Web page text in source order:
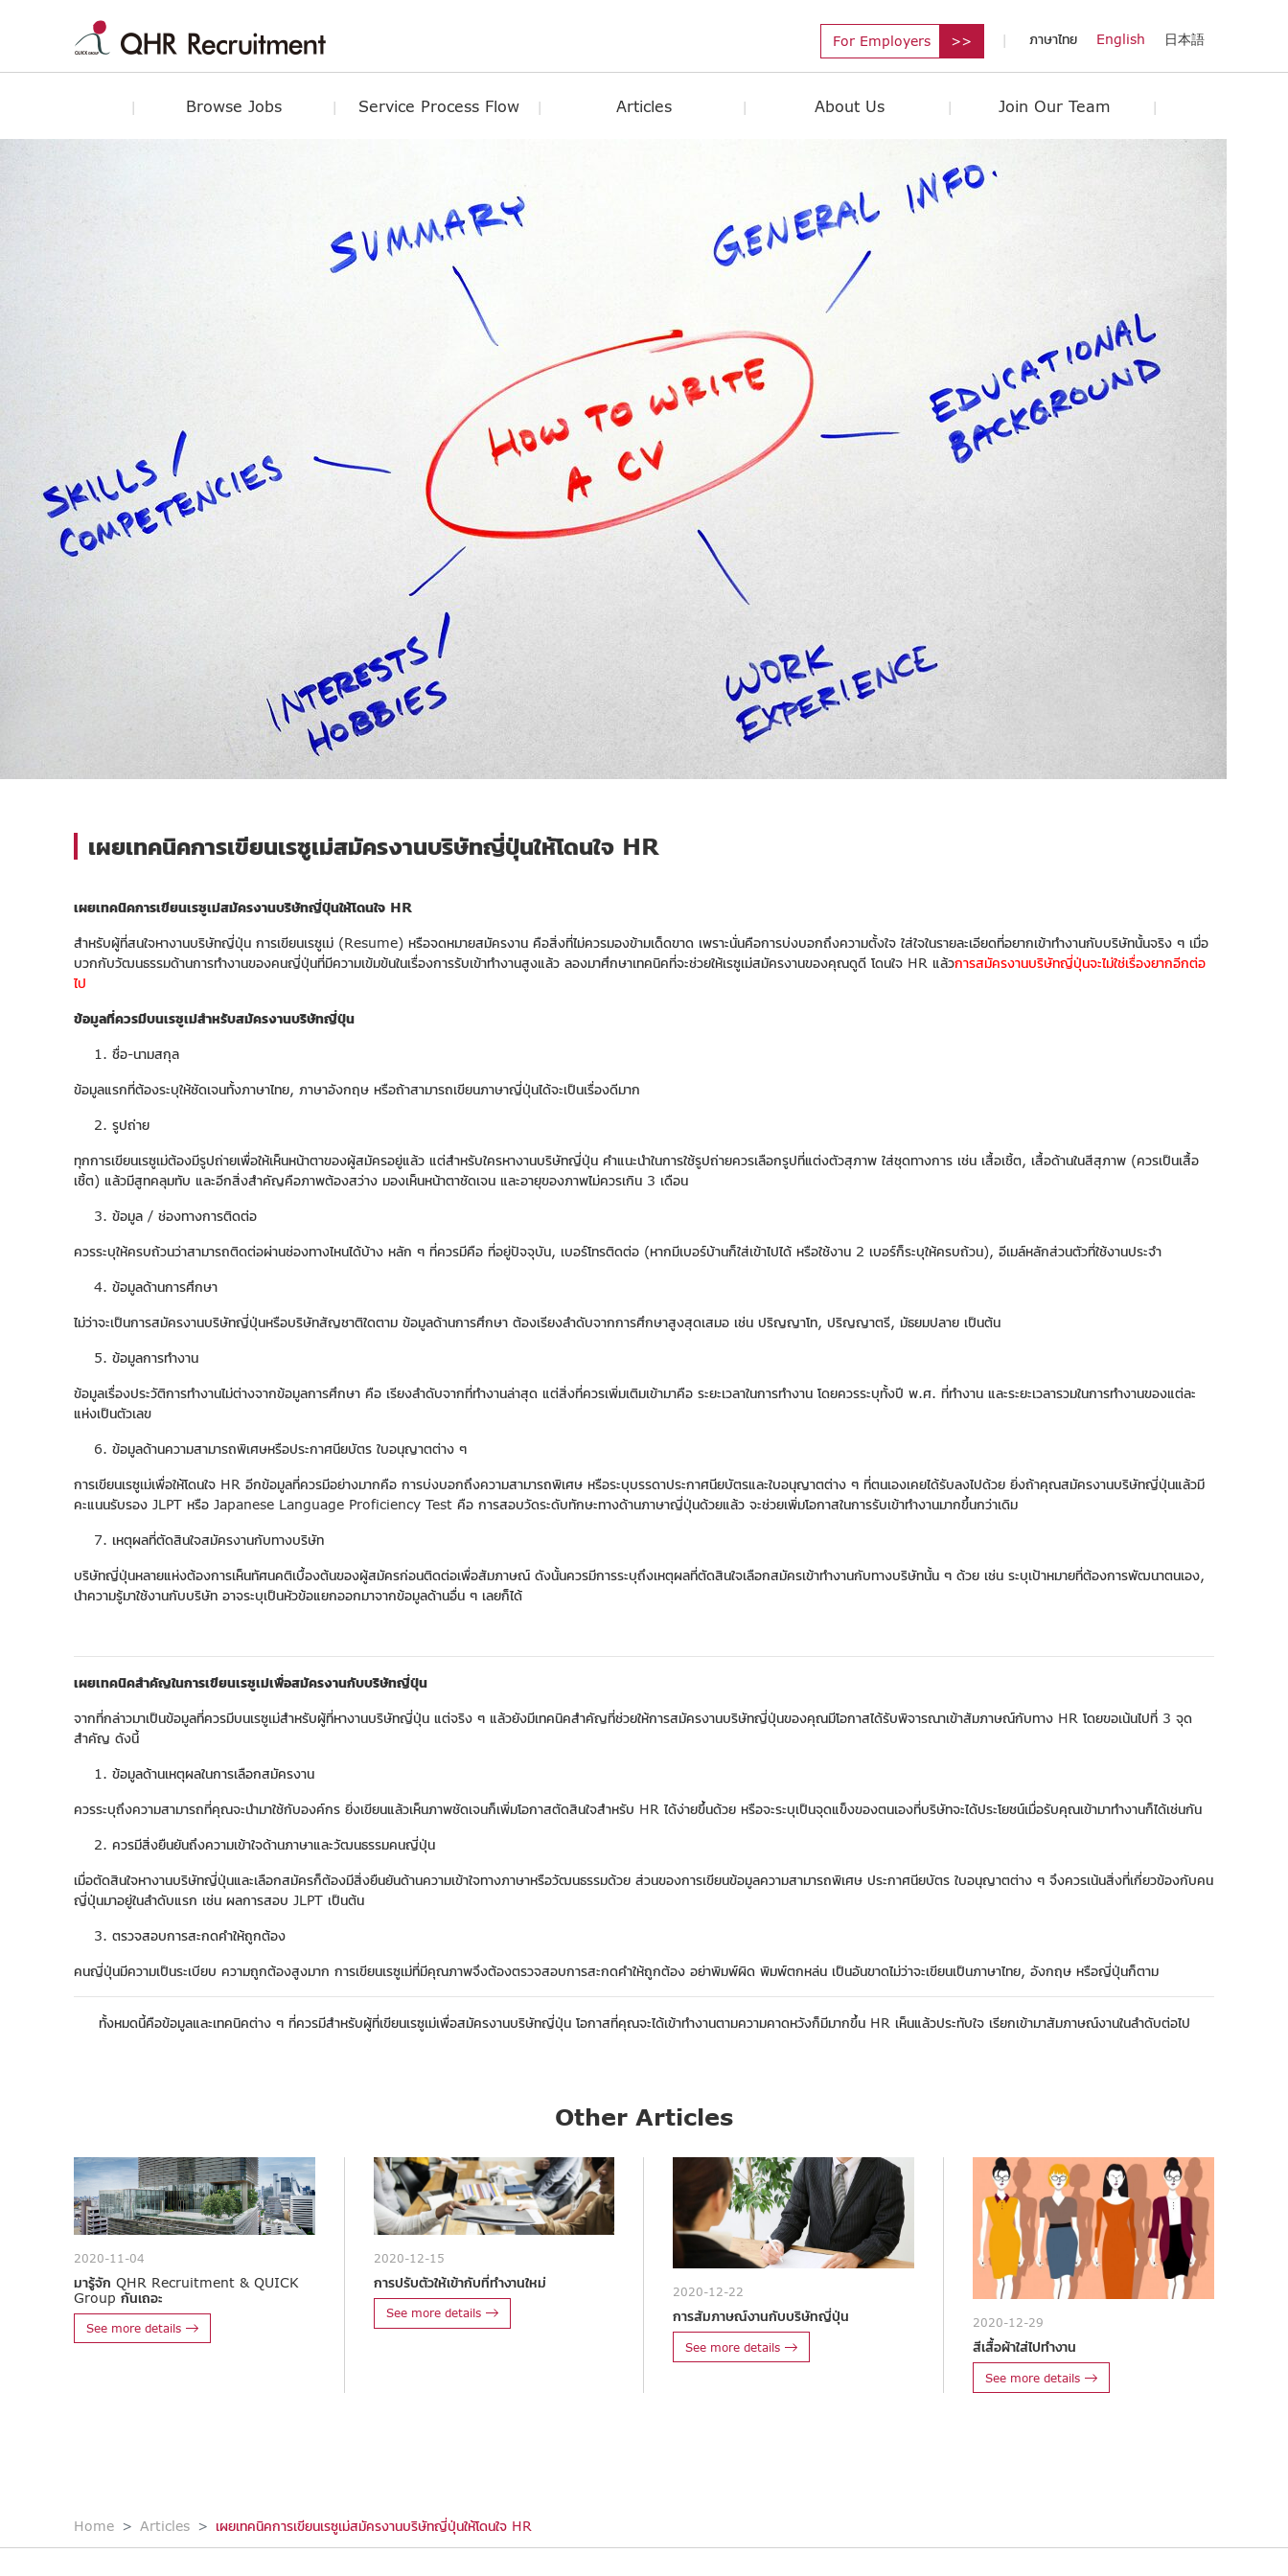
For Employers ภาษาไทย English 日本語
Browse Jobs Service Process Flow Articles About Us Join Our Team
เผยเทคนิคการเขียนเรซูเม่สมัครงานบริษัทญี่ปุ่นให้โดนใจ HR
เผยเทคนิคการเขียนเรซูเม่สมัครงานบริษัทญี่ปุ่นให้โดนใจ HR
สำหรับผู้ที่สนใจหางานบริษัทญี่ปุ่น การเขียนเรซูเม่ (Resume) หรือจดหมายสมัครงาน คือสิ่งที่ไม่ควรมองข้ามเด็ดขาด เพราะนั่นคือการบ่งบอกถึงความตั้งใจ ใส่ใจในรายละเอียดที่อยากเข้าทำงานกับบริษัทนั้นจริง ๆ เมื่อ
บวกกับวัฒนธรรมด้านการทำงานของคนญี่ปุ่นที่มีความเข้มข้นในเรื่องการรับเข้าทำงานสูงแล้ว ลองมาศึกษาเทคนิคที่จะช่วยให้เรซูเม่สมัครงานของคุณดูดี โดนใจ HR แล้วการสมัครงานบริษัทญี่ปุ่นจะไม่ใช่เรื่องยากอีกต่อ
ไป
ข้อมูลที่ควรมีบนเรซูเม่สำหรับสมัครงานบริษัทญี่ปุ่น
ชื่อ-นามสกุล
ข้อมูลแรกที่ต้องระบุให้ชัดเจนทั้งภาษาไทย, ภาษาอังกฤษ หรือถ้าสามารถเขียนภาษาญี่ปุ่นได้จะเป็นเรื่องดีมาก
รูปถ่าย
ทุกการเขียนเรซูเม่ต้องมีรูปถ่ายเพื่อให้เห็นหน้าตาของผู้สมัครอยู่แล้ว แต่สำหรับใครหางานบริษัทญี่ปุ่น คำแนะนำในการใช้รูปถ่ายควรเลือกรูปที่แต่งตัวสุภาพ ใส่ชุดทางการ เช่น เสื้อเชิ้ต, เสื้อด้านในสีสุภาพ (ควรเป็นเสื้อ
เชิ้ต) แล้วมีสูทคลุมทับ และอีกสิ่งสำคัญคือภาพต้องสว่าง มองเห็นหน้าตาชัดเจน และอายุของภาพไม่ควรเกิน 3 เดือน
ข้อมูล / ช่องทางการติดต่อ
ควรระบุให้ครบถ้วนว่าสามารถติดต่อผ่านช่องทางไหนได้บ้าง หลัก ๆ ที่ควรมีคือ ที่อยู่ปัจจุบัน, เบอร์โทรติดต่อ (หากมีเบอร์บ้านก็ใส่เข้าไปได้ หรือใช้งาน 2 เบอร์ก็ระบุให้ครบถ้วน), อีเมล์หลักส่วนตัวที่ใช้งานประจำ
ข้อมูลด้านการศึกษา
ไม่ว่าจะเป็นการสมัครงานบริษัทญี่ปุ่นหรือบริษัทสัญชาติใดตาม ข้อมูลด้านการศึกษา ต้องเรียงลำดับจากการศึกษาสูงสุดเสมอ เช่น ปริญญาโท, ปริญญาตรี, มัธยมปลาย เป็นต้น
ข้อมูลการทำงาน
ข้อมูลเรื่องประวัติการทำงานไม่ต่างจากข้อมูลการศึกษา คือ เรียงลำดับจากที่ทำงานล่าสุด แต่สิ่งที่ควรเพิ่มเติมเข้ามาคือ ระยะเวลาในการทำงาน โดยควรระบุทั้งปี พ.ศ. ที่ทำงาน และระยะเวลารวมในการทำงานของแต่ละ
แห่งเป็นตัวเลข
ข้อมูลด้านความสามารถพิเศษหรือประกาศนียบัตร ใบอนุญาตต่าง ๆ
การเขียนเรซูเม่เพื่อให้โดนใจ HR อีกข้อมูลที่ควรมีอย่างมากคือ การบ่งบอกถึงความสามารถพิเศษ หรือระบุบรรดาประกาศนียบัตรและใบอนุญาตต่าง ๆ ที่ตนเองเคยได้รับลงไปด้วย ยิ่งถ้าคุณสมัครงานบริษัทญี่ปุ่นแล้วมี
คะแนนรับรอง JLPT หรือ Japanese Language Proficiency Test คือ การสอบวัดระดับทักษะทางด้านภาษาญี่ปุ่นด้วยแล้ว จะช่วยเพิ่มโอกาสในการรับเข้าทำงานมากขึ้นกว่าเดิม
เหตุผลที่ตัดสินใจสมัครงานกับทางบริษัท
บริษัทญี่ปุ่นหลายแห่งต้องการเห็นทัศนคติเบื้องต้นของผู้สมัครก่อนติดต่อเพื่อสัมภาษณ์ ดังนั้นควรมีการระบุถึงเหตุผลที่ตัดสินใจเลือกสมัครเข้าทำงานกับทางบริษัทนั้น ๆ ด้วย เช่น ระบุเป้าหมายที่ต้องการพัฒนาตนเอง,
นำความรู้มาใช้งานกับบริษัท อาจระบุเป็นหัวข้อแยกออกมาจากข้อมูลด้านอื่น ๆ เลยก็ได้
เผยเทคนิคสำคัญในการเขียนเรซูเม่เพื่อสมัครงานกับบริษัทญี่ปุ่น
จากที่กล่าวมาเป็นข้อมูลที่ควรมีบนเรซูเม่สำหรับผู้ที่หางานบริษัทญี่ปุ่น แต่จริง ๆ แล้วยังมีเทคนิคสำคัญที่ช่วยให้การสมัครงานบริษัทญี่ปุ่นของคุณมีโอกาสได้รับพิจารณาเข้าสัมภาษณ์กับทาง HR โดยขอเน้นไปที่ 3 จุด
สำคัญ ดังนี้
ข้อมูลด้านเหตุผลในการเลือกสมัครงาน
ควรระบุถึงความสามารถที่คุณจะนำมาใช้กับองค์กร ยิ่งเขียนแล้วเห็นภาพชัดเจนก็เพิ่มโอกาสตัดสินใจสำหรับ HR ได้ง่ายขึ้นด้วย หรือจะระบุเป็นจุดแข็งของตนเองที่บริษัทจะได้ประโยชน์เมื่อรับคุณเข้ามาทำงานก็ได้เช่นกัน
ควรมีสิ่งยืนยันถึงความเข้าใจด้านภาษาและวัฒนธรรมคนญี่ปุ่น
เมื่อตัดสินใจหางานบริษัทญี่ปุ่นและเลือกสมัครก็ต้องมีสิ่งยืนยันด้านความเข้าใจทางภาษาหรือวัฒนธรรมด้วย ส่วนของการเขียนข้อมูลความสามารถพิเศษ ประกาศนียบัตร ใบอนุญาตต่าง ๆ จึงควรเน้นสิ่งที่เกี่ยวข้องกับคน
ญี่ปุ่นมาอยู่ในลำดับแรก เช่น ผลการสอบ JLPT เป็นต้น
ตรวจสอบการสะกดคำให้ถูกต้อง
คนญี่ปุ่นมีความเป็นระเบียบ ความถูกต้องสูงมาก การเขียนเรซูเม่ที่มีคุณภาพจึงต้องตรวจสอบการสะกดคำให้ถูกต้อง อย่าพิมพ์ผิด พิมพ์ตกหล่น เป็นอันขาดไม่ว่าจะเขียนเป็นภาษาไทย, อังกฤษ หรือญี่ปุ่นก็ตาม
ทั้งหมดนี้คือข้อมูลและเทคนิคต่าง ๆ ที่ควรมีสำหรับผู้ที่เขียนเรซูเม่เพื่อสมัครงานบริษัทญี่ปุ่น โอกาสที่คุณจะได้เข้าทำงานตามความคาดหวังก็มีมากขึ้น HR เห็นแล้วประทับใจ เรียกเข้ามาสัมภาษณ์งานในลำดับต่อไป
Other Articles
2020-11-04
มารู้จัก QHR Recruitment & QUICK
Group กันเถอะ
See more details
2020-12-15
การปรับตัวให้เข้ากับที่ทำงานใหม่
See more details
2020-12-22
การสัมภาษณ์งานกับบริษัทญี่ปุ่น
See more details
2020-12-29
สีเสื้อผ้าใส่ไปทำงาน
See more details
Home Articles เผยเทคนิคการเขียนเรซูเม่สมัครงานบริษัทญี่ปุ่นให้โดนใจ HR